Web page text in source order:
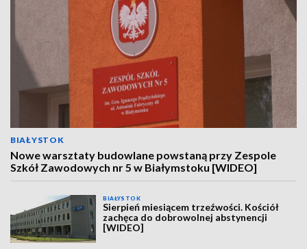
BIAŁYSTOK
Nowe warsztaty budowlane powstaną przy Zespole
Szkół Zawodowych nr 5 w Białymstoku [WIDEO]
BIAŁYSTOK
Sierpień miesiącem trzeźwości. Kościół
zachęca do dobrowolnej abstynencji
[WIDEO]